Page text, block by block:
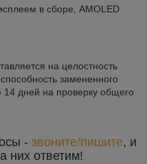
в сборе, AMOLED
на целостность
замененного
дней на проверку общего
- звоните/пишите, и
них ответим!